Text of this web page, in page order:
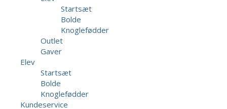
Startsæt
Bolde
Knoglefødder
Outlet
Gaver
Elev
Startsæt
Bolde
Knoglefødder
Kundeservice